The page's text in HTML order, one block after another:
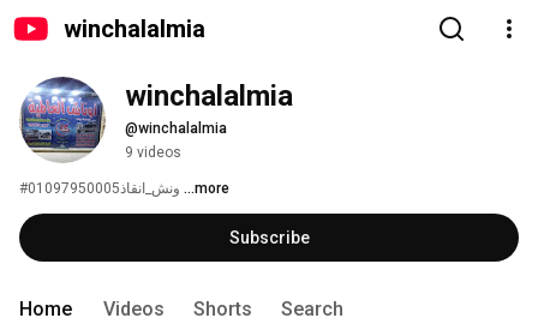
winchalalmia
winchalalmia
@winchalalmia
9 videos
...more
Subscribe
Home Videos Shorts Search